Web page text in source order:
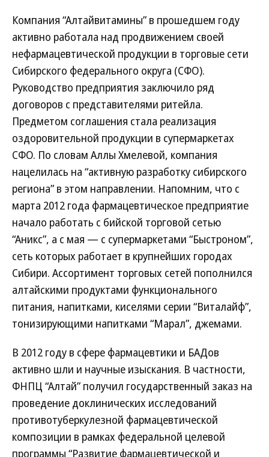
Компания “Алтайвитамины” в прошедшем году
активно работала над продвижением своей
нефармацевтической продукции в торговые сети
Сибирского федерального округа (СФО).
Руководство предприятия заключило ряд
договоров с представителями ритейла.
Предметом соглашения стала реализация
оздоровительной продукции в супермаркетах
СФО. По словам Аллы Хмелевой, компания
нацелилась на “активную разработку сибирского
региона” в этом направлении. Напомним, что с
марта 2012 года фармацевтическое предприятие
начало работать с бийской торговой сетью
“Аникс”, а с мая — с супермаркетами “Быстроном”,
сеть которых работает в крупнейших городах
Сибири. Ассортимент торговых сетей пополнился
алтайскими продуктами функционального
питания, напитками, киселями серии “Виталайф”,
тонизирующими напитками “Марал”, джемами.
В 2012 году в сфере фармацевтики и БАДов
активно шли и научные изыскания. В частности,
ФНПЦ “Алтай” получил государственный заказ на
проведение доклинических исследований
противотуберкулезной фармацевтической
композиции в рамках федеральной целевой
программы “Развитие фармацевтической и